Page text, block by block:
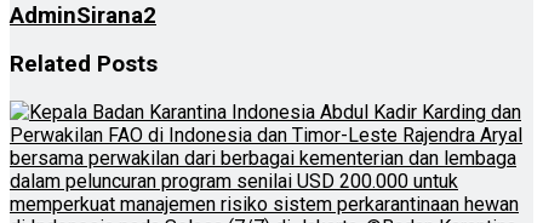
AdminSirana2
Related Posts